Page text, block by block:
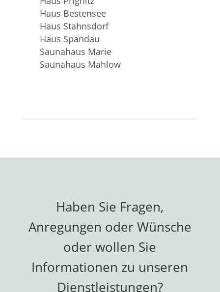
Haus Bestensee
Haus Stahnsdorf
Haus Spandau
Saunahaus Marie
Saunahaus Mahlow
Haben Sie Fragen,
Anregungen oder Wünsche
oder wollen Sie
Informationen zu unseren
Dienstleistungen?